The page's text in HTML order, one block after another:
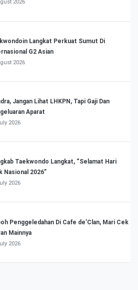
2026
Langkat Perkuat Sumut Di
G2 Asian
2026
Jangan Lihat LHKPN, Tapi Gaji Dan
Aparat
2026
Taekwondo Langkat, “Selamat Hari
Nasional 2026”
2026
Penggeledahan Di Cafe de’Clan, Mari Cek
Mainnya
2026